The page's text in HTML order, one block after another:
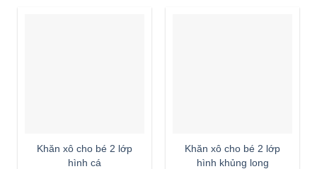
Khăn xô cho bé 2 lớp
hình cá
Khăn xô cho bé 2 lớp
hình khủng long